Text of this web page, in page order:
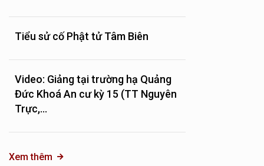
Tiểu sử cố Phật tử Tâm Biên
Video: Giảng tại trường hạ Quảng
Đức Khoá An cư kỳ 15 (TT Nguyên
Trực,...
Xem thêm